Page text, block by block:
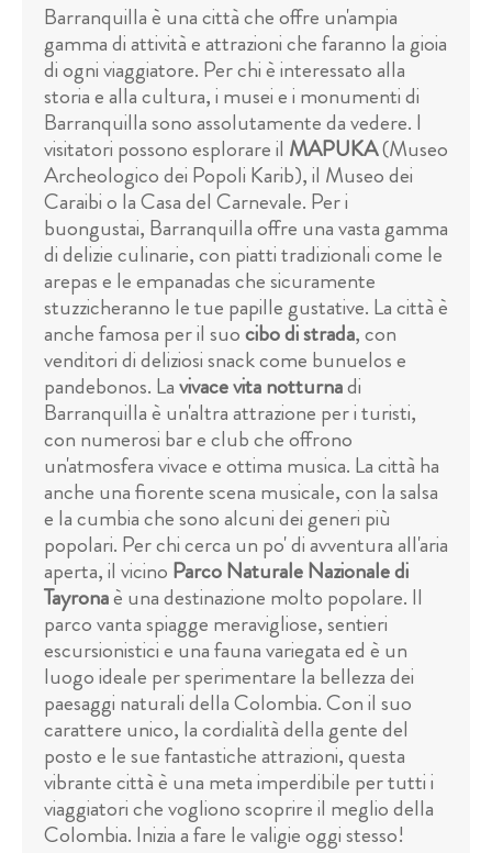
Barranquilla è una città che offre un'ampia
gamma di attività e attrazioni che faranno la gioia
di ogni viaggiatore. Per chi è interessato alla
storia e alla cultura, i musei e i monumenti di
Barranquilla sono assolutamente da vedere. I
visitatori possono esplorare il MAPUKA(Museo
Archeologico dei Popoli Karib), il Museo dei
Caraibi o la Casa del Carnevale. Per i
buongustai, Barranquilla offre una vasta gamma
di delizie culinarie, con piatti tradizionali come le
arepas e le empanadas che sicuramente
stuzzicheranno le tue papille gustative. La città è
anche famosa per il suocibo di strada, con
venditori di deliziosi snack come bunuelos e
pandebonos. Lavivace vita notturnadi
Barranquilla è un'altra attrazione per i turisti,
con numerosi bar e club che offrono
un'atmosfera vivace e ottima musica. La città ha
anche una fiorente scena musicale, con la salsa
e la cumbia che sono alcuni dei generi più
popolari. Per chi cerca un po' di avventura all'aria
aperta, il vicino Parco Naturale Nazionale di
Tayronaè una destinazione molto popolare. Il
parco vanta spiagge meravigliose, sentieri
escursionistici e una fauna variegata ed è un
luogo ideale per sperimentare la bellezza dei
paesaggi naturali della Colombia. Con il suo
carattere unico, la cordialità della gente del
posto e le sue fantastiche attrazioni, questa
vibrante città è una meta imperdibile per tutti i
viaggiatori che vogliono scoprire il meglio della
Colombia. Inizia a fare le valigie oggi stesso!